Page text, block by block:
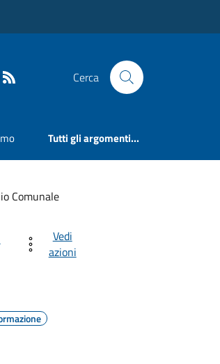
Cerca
Tutti gli argomenti...
Comunale
Vedi
azioni